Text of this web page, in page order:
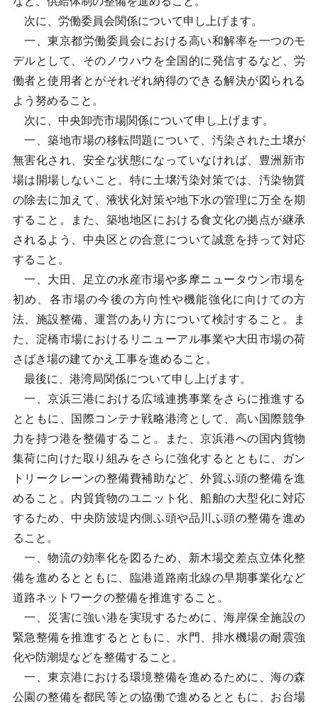
次に、労働委員会関係について申し上げます。
一、東京都労働委員会における高い和解率を一つのモ
デルとして、そのノウハウを全国的に発信するなど、労
働者と使用者とがそれぞれ納得のできる解決が図られる
よう努めること。
次に、中央卸売市場関係について申し上げます。
一、築地市場の移転問題について、汚染された土壌が
無害化され、安全な状態になっていなければ、豊洲新市
場は開場しないこと。特に土壌汚染対策では、汚染物質
の除去に加えて、液状化対策や地下水の管理に万全を期
すること。また、築地地区における食文化の拠点が継承
されるよう、中央区との合意について誠意を持って対応
すること。
一、大田、足立の水産市場や多摩ニュータウン市場を
初め、各市場の今後の方向性や機能強化に向けての方
法、施設整備、運営のあり方について検討すること。ま
た、淀橋市場におけるリニューアル事業や大田市場の荷
さばき場の建てかえ工事を進めること。
最後に、港湾局関係について申し上げます。
一、京浜三港における広域連携事業をさらに推進する
とともに、国際コンテナ戦略港湾として、高い国際競争
力を持つ港を整備すること。また、京浜港への国内貨物
集荷に向けた取り組みをさらに強化するとともに、ガン
トリークレーンの整備費補助など、外貿ふ頭の整備を進
めること。内貿貨物のユニット化、船舶の大型化に対応
するため、中央防波堤内側ふ頭や品川ふ頭の整備を進め
ること。
一、物流の効率化を図るため、新木場交差点立体化整
備を進めるとともに、臨港道路南北線の早期事業化など
道路ネットワークの整備を推進すること。
一、災害に強い港を実現するために、海岸保全施設の
緊急整備を推進するとともに、水門、排水機場の耐震強
化や防潮堤などを整備すること。
一、東京港における環境整備を進めるために、海の森
公園の整備を都民等との協働で進めるとともに、お台場